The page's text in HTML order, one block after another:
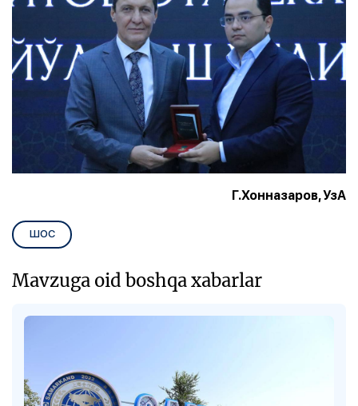
Г.Хонназаров, УзА
ШОС
Mavzuga oid boshqa xabarlar